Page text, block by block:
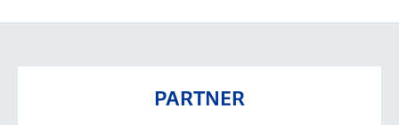
PARTNER